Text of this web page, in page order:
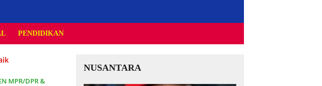
PENDIDIKAN
MPR/DPR &
NUSANTARA